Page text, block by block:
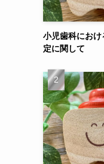
小児歯科におけ
定に関して